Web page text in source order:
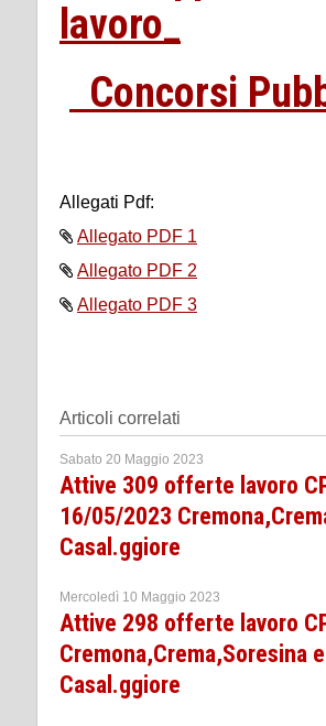
lavoro_
Concorsi
Allegati Pdf:
Allegato PDF 1
Allegato PDF 2
Allegato PDF 3
Articoli correlati
Sabato 20 Maggio 2023
Attive 309 offerte lavoro
16/05/2023
Casal.ggiore
Mercoledì 10 Maggio 2023
Attive 298 offerte lavoro
Cremona,Crema,Soresina e
Casal.ggiore